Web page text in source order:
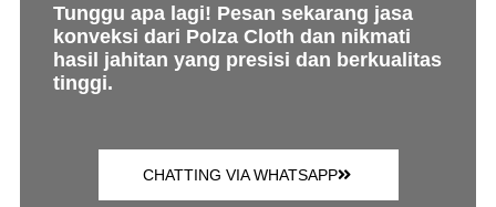
Tunggu apa lagi! Pesan sekarang jasa
konveksi dari Polza Cloth dan nikmati
hasil jahitan yang presisi dan berkualitas
tinggi.
CHATTING VIA WHATSAPP